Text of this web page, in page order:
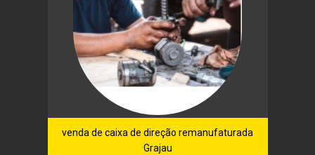
venda de caixa de direção remanufaturada
Grajau